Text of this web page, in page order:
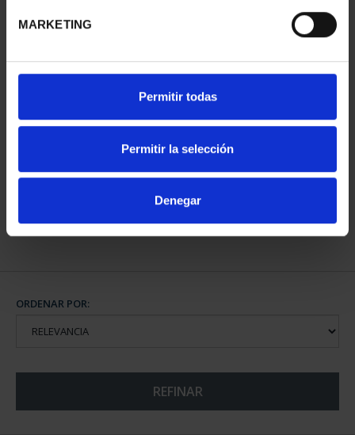
MARKETING
Permitir todas
Permitir la selección
Denegar
CAPITALES DE
COMPLET...
3.796,00 €
ORDENAR POR:
REFINAR